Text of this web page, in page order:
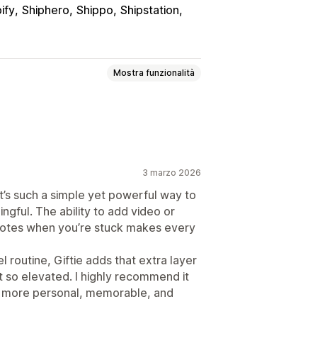
Shiphero Shippo Shipstation
Mostra funzionalità
3 marzo 2026
such a simple yet powerful way to
The ability to add video or
when you’re stuck makes every
routine, Giftie adds that extra layer
elevated. I highly recommend it
personal, memorable, and